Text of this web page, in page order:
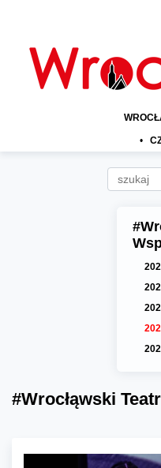
•
#Wrocłąwski